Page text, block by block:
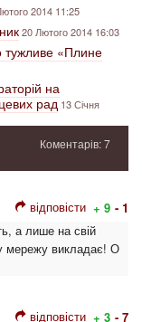
2014 11:25
20 Лютого 2014 16:03
тужливе «Плине
на
рад 13 Січня
Коментарів: 7
відповісти + 9 - 1
а лише на свій
мережу викладає! О
відповісти + 3 - 7